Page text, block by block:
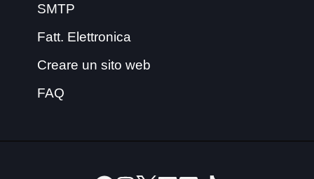
SMTP
Fatt. Elettronica
Creare un sito web
FAQ